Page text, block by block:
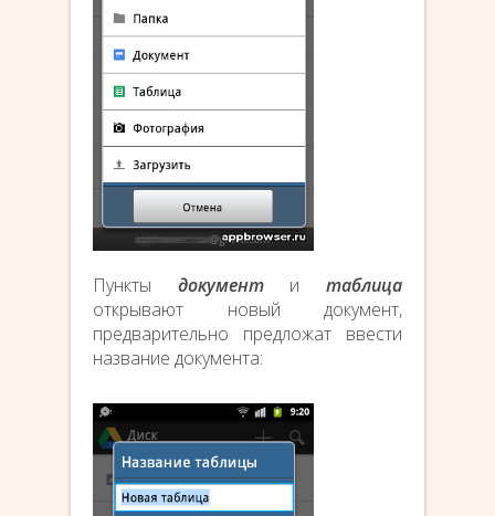
Пункты документитаблица
открывают новый документ,
предварительно предложат ввести
название документа: